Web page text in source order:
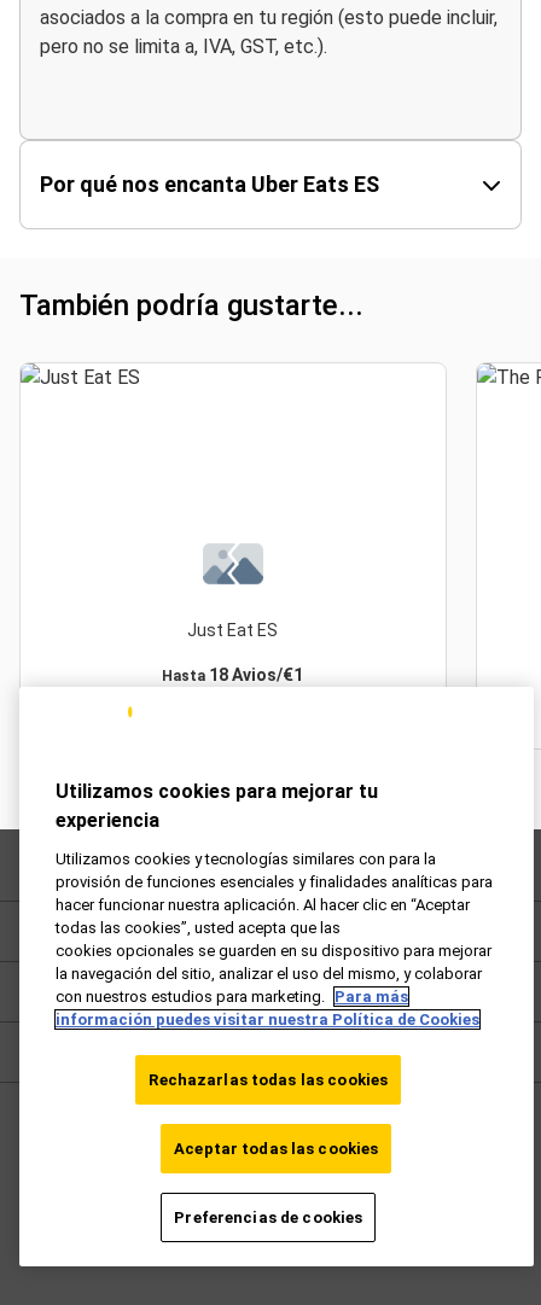
asociados a la compra en tu región (esto puede incluir,
pero no se limita a, IVA, GST, etc.).
Por qué nos encanta Uber Eats ES
También podría gustarte...
Just Eat ES
Hasta 18 Avios/€1
Preguntas frecuentes
Política de privacidad
Términos y condiciones
Ir vueling.com
Utilizamos cookies para mejorar tu
experiencia
Utilizamos cookies y tecnologías similares con para la
provisión de funciones esenciales y finalidades analíticas para
hacer funcionar nuestra aplicación. Al hacer clic en “Aceptar
todas las cookies”, usted acepta que las
cookies opcionales se guarden en su dispositivo para mejorar
la navegación del sitio, analizar el uso del mismo, y colaborar
con nuestros estudios para marketing. Para más
información puedes visitar nuestra Política de Cookies
Rechazarlas todas las cookies
Aceptar todas las cookies
Preferencias de cookies